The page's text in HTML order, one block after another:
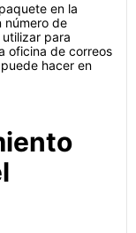
en la
número de
para
oficina de correos
hacer en